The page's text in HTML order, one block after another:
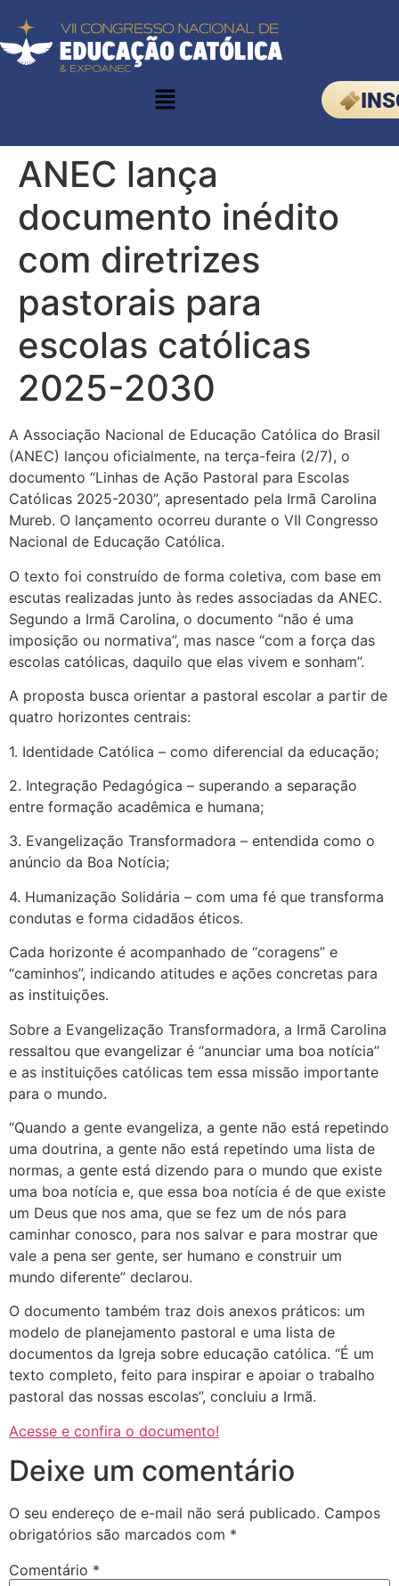
ANEC lança
documento inédito
com diretrizes
pastorais para
escolas católicas
2025-2030
A Associação Nacional de Educação Católica do Brasil
(ANEC) lançou oficialmente, na terça-feira (2/7), o
documento “Linhas de Ação Pastoral para Escolas
Católicas 2025-2030”, apresentado pela Irmã Carolina
Mureb. O lançamento ocorreu durante o VII Congresso
Nacional de Educação Católica.
O texto foi construído de forma coletiva, com base em
escutas realizadas junto às redes associadas da ANEC.
Segundo a Irmã Carolina, o documento “não é uma
imposição ou normativa”, mas nasce “com a força das
escolas católicas, daquilo que elas vivem e sonham”.
A proposta busca orientar a pastoral escolar a partir de
quatro horizontes centrais:
1. Identidade Católica – como diferencial da educação;
2. Integração Pedagógica – superando a separação
entre formação acadêmica e humana;
3. Evangelização Transformadora – entendida como o
anúncio da Boa Notícia;
4. Humanização Solidária – com uma fé que transforma
condutas e forma cidadãos éticos.
Cada horizonte é acompanhado de “coragens” e
“caminhos”, indicando atitudes e ações concretas para
as instituições.
Sobre a Evangelização Transformadora, a Irmã Carolina
ressaltou que evangelizar é “anunciar uma boa notícia”
e as instituições católicas tem essa missão importante
para o mundo.
“Quando a gente evangeliza, a gente não está repetindo
uma doutrina, a gente não está repetindo uma lista de
normas, a gente está dizendo para o mundo que existe
uma boa notícia e, que essa boa notícia é de que existe
um Deus que nos ama, que se fez um de nós para
caminhar conosco, para nos salvar e para mostrar que
vale a pena ser gente, ser humano e construir um
mundo diferente” declarou.
O documento também traz dois anexos práticos: um
modelo de planejamento pastoral e uma lista de
documentos da Igreja sobre educação católica. “É um
texto completo, feito para inspirar e apoiar o trabalho
pastoral das nossas escolas”, concluiu a Irmã.
Acesse e confira o documento!
Deixe um comentário
O seu endereço de e-mail não será publicado. Campos
obrigatórios são marcados com *
Comentário *